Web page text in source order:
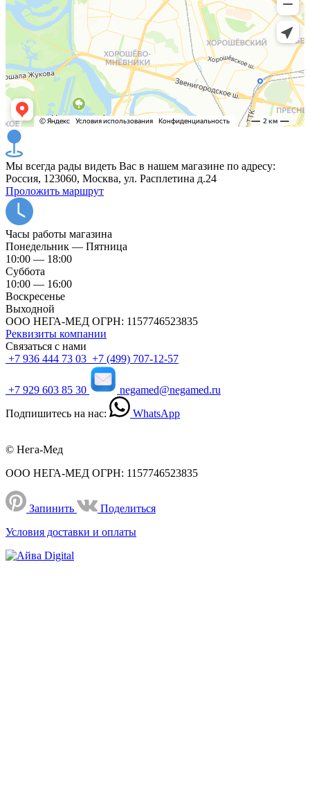
Мы всегда рады видеть Вас в нашем магазине по адресу:
Россия, 123060, Москва, ул. Расплетина д.24
Проложить маршрут
Часы работы магазина
Понедельник — Пятница
10:00 — 18:00
Суббота
10:00 — 16:00
Воскресенье
Выходной
ООО НЕГА-МЕД ОГРН: 1157746523835
Реквизиты компании
Связаться с нами
+7 936 444 73 03 +7 (499) 707-12-57
+7 929 603 85 30
negamed@negamed.ru
Подпишитесь на нас:
WhatsApp
© Нега-Мед
ООО НЕГА-МЕД ОГРН: 1157746523835
Запинить
Поделиться
Условия доставки и оплаты